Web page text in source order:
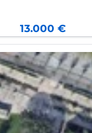
calle principal
Gandía .
13.000 €